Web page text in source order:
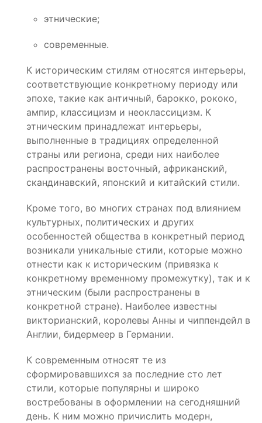
этнические;
современные.
К историческим стилям относятся интерьеры,
соответствующие конкретному периоду или
эпохе, такие как античный, барокко, рококо,
ампир, классицизм и неоклассицизм. К
этническим принадлежат интерьеры,
выполненные в традициях определенной
страны или региона, среди них наиболее
распространены восточный, африканский,
скандинавский, японский и китайский стили.
Кроме того, во многих странах под влиянием
культурных, политических и других
особенностей общества в конкретный период
возникали уникальные стили, которые можно
отнести как к историческим (привязка к
конкретному временному промежутку), так и к
этническим (были распространены в
конкретной стране). Наиболее известны
викторианский, королевы Анны и чиппендейл в
Англии, бидермеер в Германии.
К современным относят те из
сформировавшихся за последние сто лет
стили, которые популярны и широко
востребованы в оформлении на сегодняшний
день. К ним можно причислить модерн,